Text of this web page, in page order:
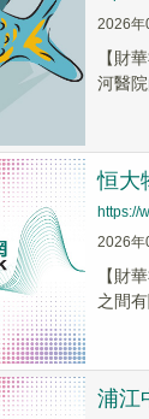
2026年
【財
河醫
恒大
https://
2026年
【財
之間
浦江